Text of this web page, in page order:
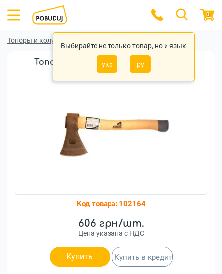
Выбирайте не только товар, но и язык
укр ру
0
Топоры и колуны
Топор кованый VIROK 0,6 кг (05V060)
Код товара: 102164
606 грн/шт.
Цена указана с НДС
Купить Купить в кредит